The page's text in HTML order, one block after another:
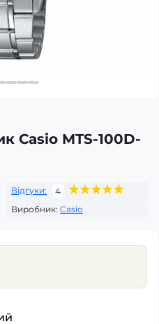
Casio MTS-100D-
Відгуки:
4
Виробник: Casio